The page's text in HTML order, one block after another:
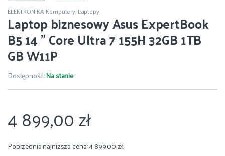
ELEKTRONIKA,Komputery,Laptopy
Laptop biznesowy Asus ExpertBook
B5 14 ” Core Ultra 7 155H 32GB 1TB
GB W11P
Dostępność:Na stanie
4 899,00zł
Poprzednia najniższa cena:4 899,00zł.